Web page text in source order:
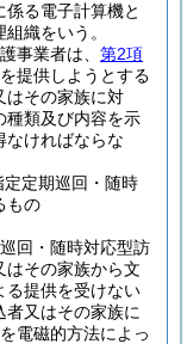
る電子計算機と
織をいう。
事業者は、 第2項
提供しようとする
はその家族に対
種類及び内容を示
なければならな
定期巡回・随時
もの
回・随時対応型訪
はその家族から文
る提供を受けない
者又はその家族に
電磁的方法によっ